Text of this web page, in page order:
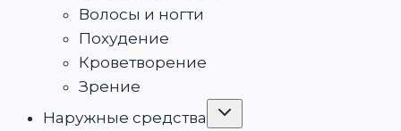
Волосы и ногти
Похудение
Кроветворение
Зрение
Наружные средства
Переключить